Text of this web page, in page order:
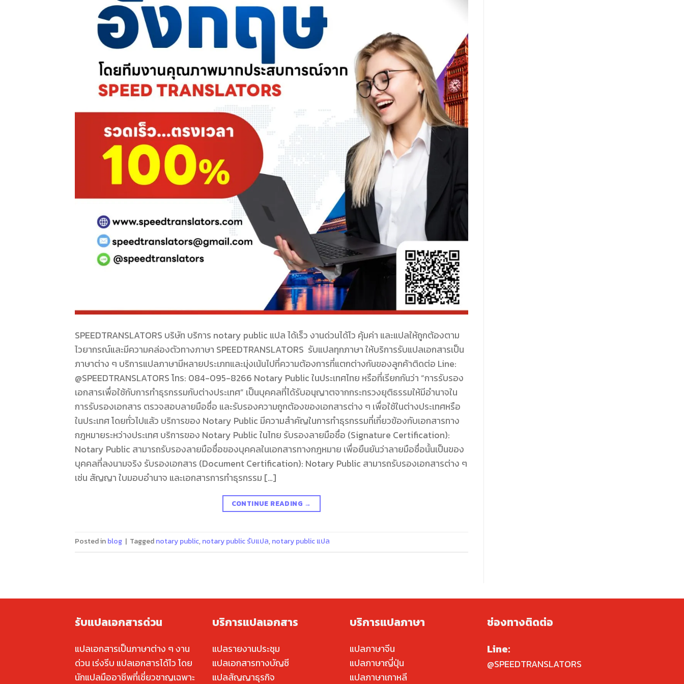
SPEEDTRANSLATORS บริษัท บริการ notary public แปล ได้เร็ว งานด่วนได้ไว คุ้มค่า และแปลให้ถูกต้องตาม
ไวยากรณ์และมีความคล่องตัวทางภาษา SPEEDTRANSLATORS รับแปลทุกภาษา ให้บริการรับแปลเอกสารเป็น
ภาษาต่าง ๆ บริการแปลภาษามีหลายประเภทและมุ่งเน้นไปที่ความต้องการที่แตกต่างกันของลูกค้าติดต่อ Line:
@SPEEDTRANSLATORS โทร: 084-095-8266 Notary Public ในประเทศไทย หรือที่เรียกกันว่า “การรับรอง
เอกสารเพื่อใช้กับการทำธุรกรรมกับต่างประเทศ” เป็นบุคคลที่ได้รับอนุญาตจากกระทรวงยุติธรรมให้มีอำนาจใน
การรับรองเอกสาร ตรวจสอบลายมือชื่อ และรับรองความถูกต้องของเอกสารต่าง ๆ เพื่อใช้ในต่างประเทศหรือ
ในประเทศ โดยทั่วไปแล้ว บริการของ Notary Public มีความสำคัญในการทำธุรกรรมที่เกี่ยวข้องกับเอกสารทาง
กฎหมายระหว่างประเทศ บริการของ Notary Public ในไทย รับรองลายมือชื่อ (Signature Certification):
Notary Public สามารถรับรองลายมือชื่อของบุคคลในเอกสารทางกฎหมาย เพื่อยืนยันว่าลายมือชื่อนั้นเป็นของ
บุคคลที่ลงนามจริง รับรองเอกสาร (Document Certification): Notary Public สามารถรับรองเอกสารต่าง ๆ
เช่น สัญญา ใบมอบอำนาจ และเอกสารการทำธุรกรรม […]
CONTINUE READING →
Posted inblog | Taggednotary public,notary public รับแปล,notary public แปล
รับแปลเอกสารด่วน
แปลเอกสารเป็นภาษาต่าง ๆ งาน
ด่วน เร่งรีบ แปลเอกสารได้ไว โดย
นักแปลมืออาชีพที่เชี่ยวชาญเฉพาะ
บริการแปลเอกสาร
แปลรายงานประชุม
แปลเอกสารทางบัญชี
แปลสัญญาธุรกิจ
บริการแปลภาษา
แปลภาษาจีน
แปลภาษาญี่ปุ่น
แปลภาษาเกาหลี
ช่องทางติดต่อ
Line:
@SPEEDTRANSLATORS